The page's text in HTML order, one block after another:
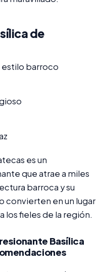
de
estilo barroco
es un
que atrae a miles
barroca y su
convierten en un lugar
los fieles de la región.
Basílica